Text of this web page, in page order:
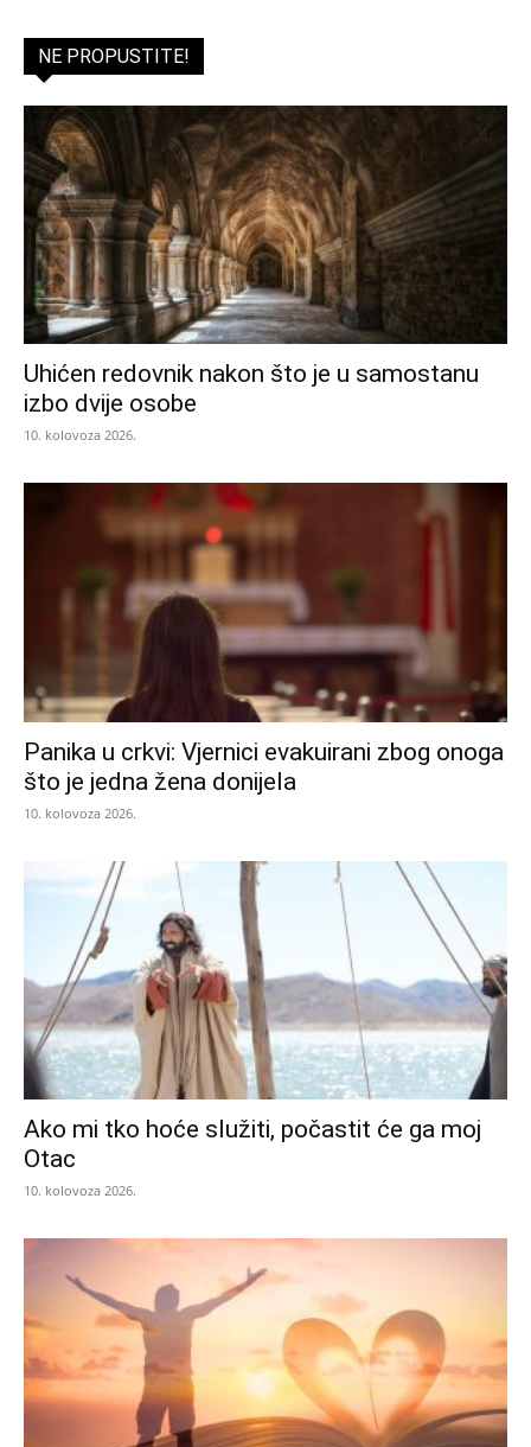
NE PROPUSTITE!
Uhićen redovnik nakon što je u samostanu
izbo dvije osobe
10. kolovoza 2026.
Panika u crkvi: Vjernici evakuirani zbog onoga
što je jedna žena donijela
10. kolovoza 2026.
Ako mi tko hoće služiti, počastit će ga moj
Otac
10. kolovoza 2026.